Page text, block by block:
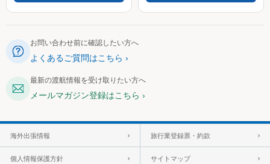
お問い合わせ前に確認したい方へ
よくあるご質問はこちら
最新の渡航情報を受け取りたい方へ
メールマガジン登録はこちら
海外出張情報 旅行業登録票・約款
個人情報保護方針 サイトマップ